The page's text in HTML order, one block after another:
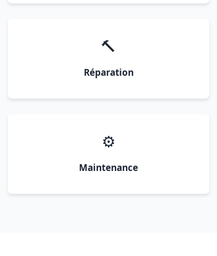
🔨
Réparation
⚙️
Maintenance